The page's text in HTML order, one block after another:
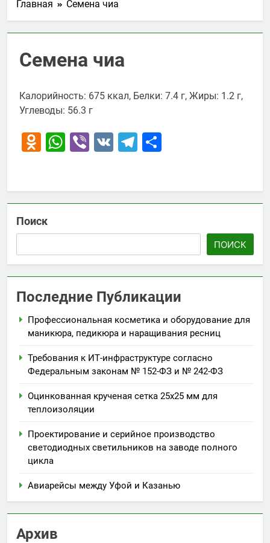
Главная Семена чиа
Семена чиа
Калорийность: 675 ккал, Белки: 7.4 г, Жиры: 1.2 г,
Углеводы: 56.3 г
Odnoklassniki
WhatsApp
Viber
VK Telegram
Поиск
ПОИСК
Последние Публикации
Профессиональная косметика и оборудование для
маникюра, педикюра и наращивания ресниц
Требования к ИТ-инфраструктуре согласно
Федеральным законам № 152-ФЗ и № 242-ФЗ
Оцинкованная крученая сетка 25х25 мм для
теплоизоляции
Проектирование и серийное производство
светодиодных светильников на заводе полного
цикла
Авиарейсы между Уфой и Казанью
Архив